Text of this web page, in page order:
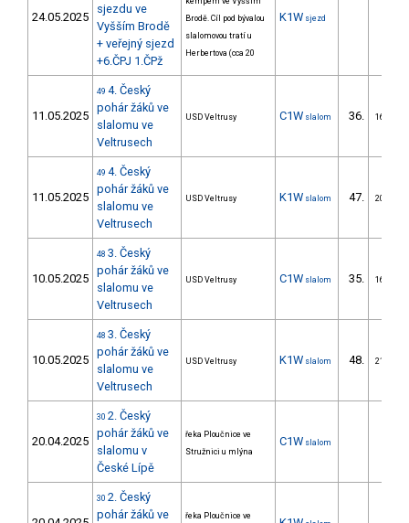
24.05.2025
sjezdu ve
Vyšším Brodě
+ veřejný sjezd
+6.ČPJ 1.ČPž
Brodě. Cíl pod bývalou
slalomovou tratí u
Herbertova (cca 20
K1W sjezd
11.05.2025
49 4. Český
pohár žáků ve
slalomu ve
Veltrusech
USD Veltrusy C1W slalom 36. 16/ZM
11.05.2025
49 4. Český
pohár žáků ve
slalomu ve
Veltrusech
USD Veltrusy K1W slalom 47. 20/ZM
10.05.2025
48 3. Český
pohár žáků ve
slalomu ve
Veltrusech
USD Veltrusy C1W slalom 35. 16/ZM
10.05.2025
48 3. Český
pohár žáků ve
slalomu ve
Veltrusech
USD Veltrusy K1W slalom 48. 21/ZM
20.04.2025
30 2. Český
pohár žáků ve
slalomu v
České Lípě
řeka Ploučnice ve
Stružnici u mlýna
C1W slalom
30 2. Český
pohár žáků ve
řeka Ploučnice ve